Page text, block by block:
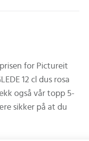
for Pictureit
12 cl dus rosa
også vår topp 5-
sikker på at du